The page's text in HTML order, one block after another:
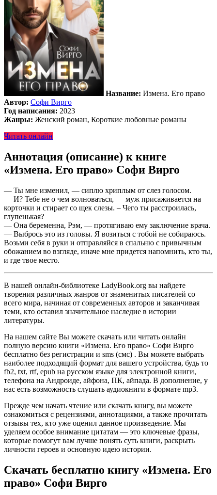
Название: Измена. Его право
Автор: Софи Вирго
Год написания: 2023
Жанры: Женский роман, Короткие любовные романы
Читать онлайн
Аннотация (описание) к книге
«Измена. Его право» Софи Вирго
— Ты мне изменил, — сиплю хриплым от слез голосом.
— И? Тебе не о чем волноваться, — муж присаживается на
корточки и стирает со щек слезы. – Чего ты расстроилась,
глупенькая?
— Она беременна, Рэм, — протягиваю ему заключение врача.
— Выбрось это из головы. Я возиться с тобой не собираюсь.
Возьми себя в руки и отправляйся в спальню с привычным
обожанием во взгляде, иначе мне придется напомнить, кто ты,
и где твое место.
В нашей онлайн-библиотеке LadyBook.org вы найдете
творения различных жанров от знаменитых писателей со
всего мира, начиная от современных авторов и заканчивая
теми, кто оставил значительное наследие в истории
литературы.
На нашем сайте Вы можете скачать или читать онлайн
полную версию книги «Измена. Его право» Софи Вирго
бесплатно без регистрации и sms (смс) . Вы можете выбрать
наиболее подходящий формат для вашего устройства, будь то
fb2, txt, rtf, epub на русском языке для электронной книги,
телефона на Андроиде, айфона, ПК, айпада. В дополнение, у
нас есть возможность слушать аудиокниги в формате mp3.
Прежде чем начать чтение или скачать книгу, вы можете
ознакомиться с рецензиями, аннотациями, а также прочитать
отзывы тех, кто уже оценил данное произведение. Мы
уделяем особое внимание цитатам — это ключевые фразы,
которые помогут вам лучше понять суть книги, раскрыть
личности героев и основную идею истории.
Скачать бесплатно книгу «Измена. Его
право» Софи Вирго